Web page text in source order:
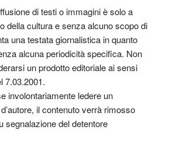
di testi o immagini è solo a
della cultura e senza alcuno scopo di
una testata giornalistica in quanto
alcuna periodicità specifica. Non
un prodotto editoriale ai sensi
7.03.2001.
involontariamente ledere un
il contenuto verrà rimosso
segnalazione del detentore